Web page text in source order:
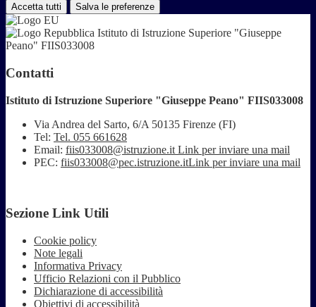
Accetta tutti Salva le preferenze
Istituto di Istruzione Superiore "Giuseppe
Peano" FIIS033008
Contatti
Istituto di Istruzione Superiore "Giuseppe Peano" FIIS033008
Via Andrea del Sarto, 6/A 50135 Firenze (FI)
Tel: Tel. 055 661628
Email: fiis033008@istruzione.it Link per inviare una mail
PEC: fiis033008@pec.istruzione.itLink per inviare una mail
Sezione Link Utili
Cookie policy
Note legali
Informativa Privacy
Ufficio Relazioni con il Pubblico
Dichiarazione di accessibilità
Obiettivi di accessibilità